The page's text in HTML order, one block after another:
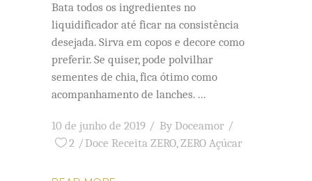
Bata todos os ingredientes no
liquidificador até ficar na consistência
desejada. Sirva em copos e decore como
preferir. Se quiser, pode polvilhar
sementes de chia, fica ótimo como
acompanhamento de lanches.
10 de junho de 2019 By Doceamor
2
Doce Receita ZERO,ZERO Açúcar